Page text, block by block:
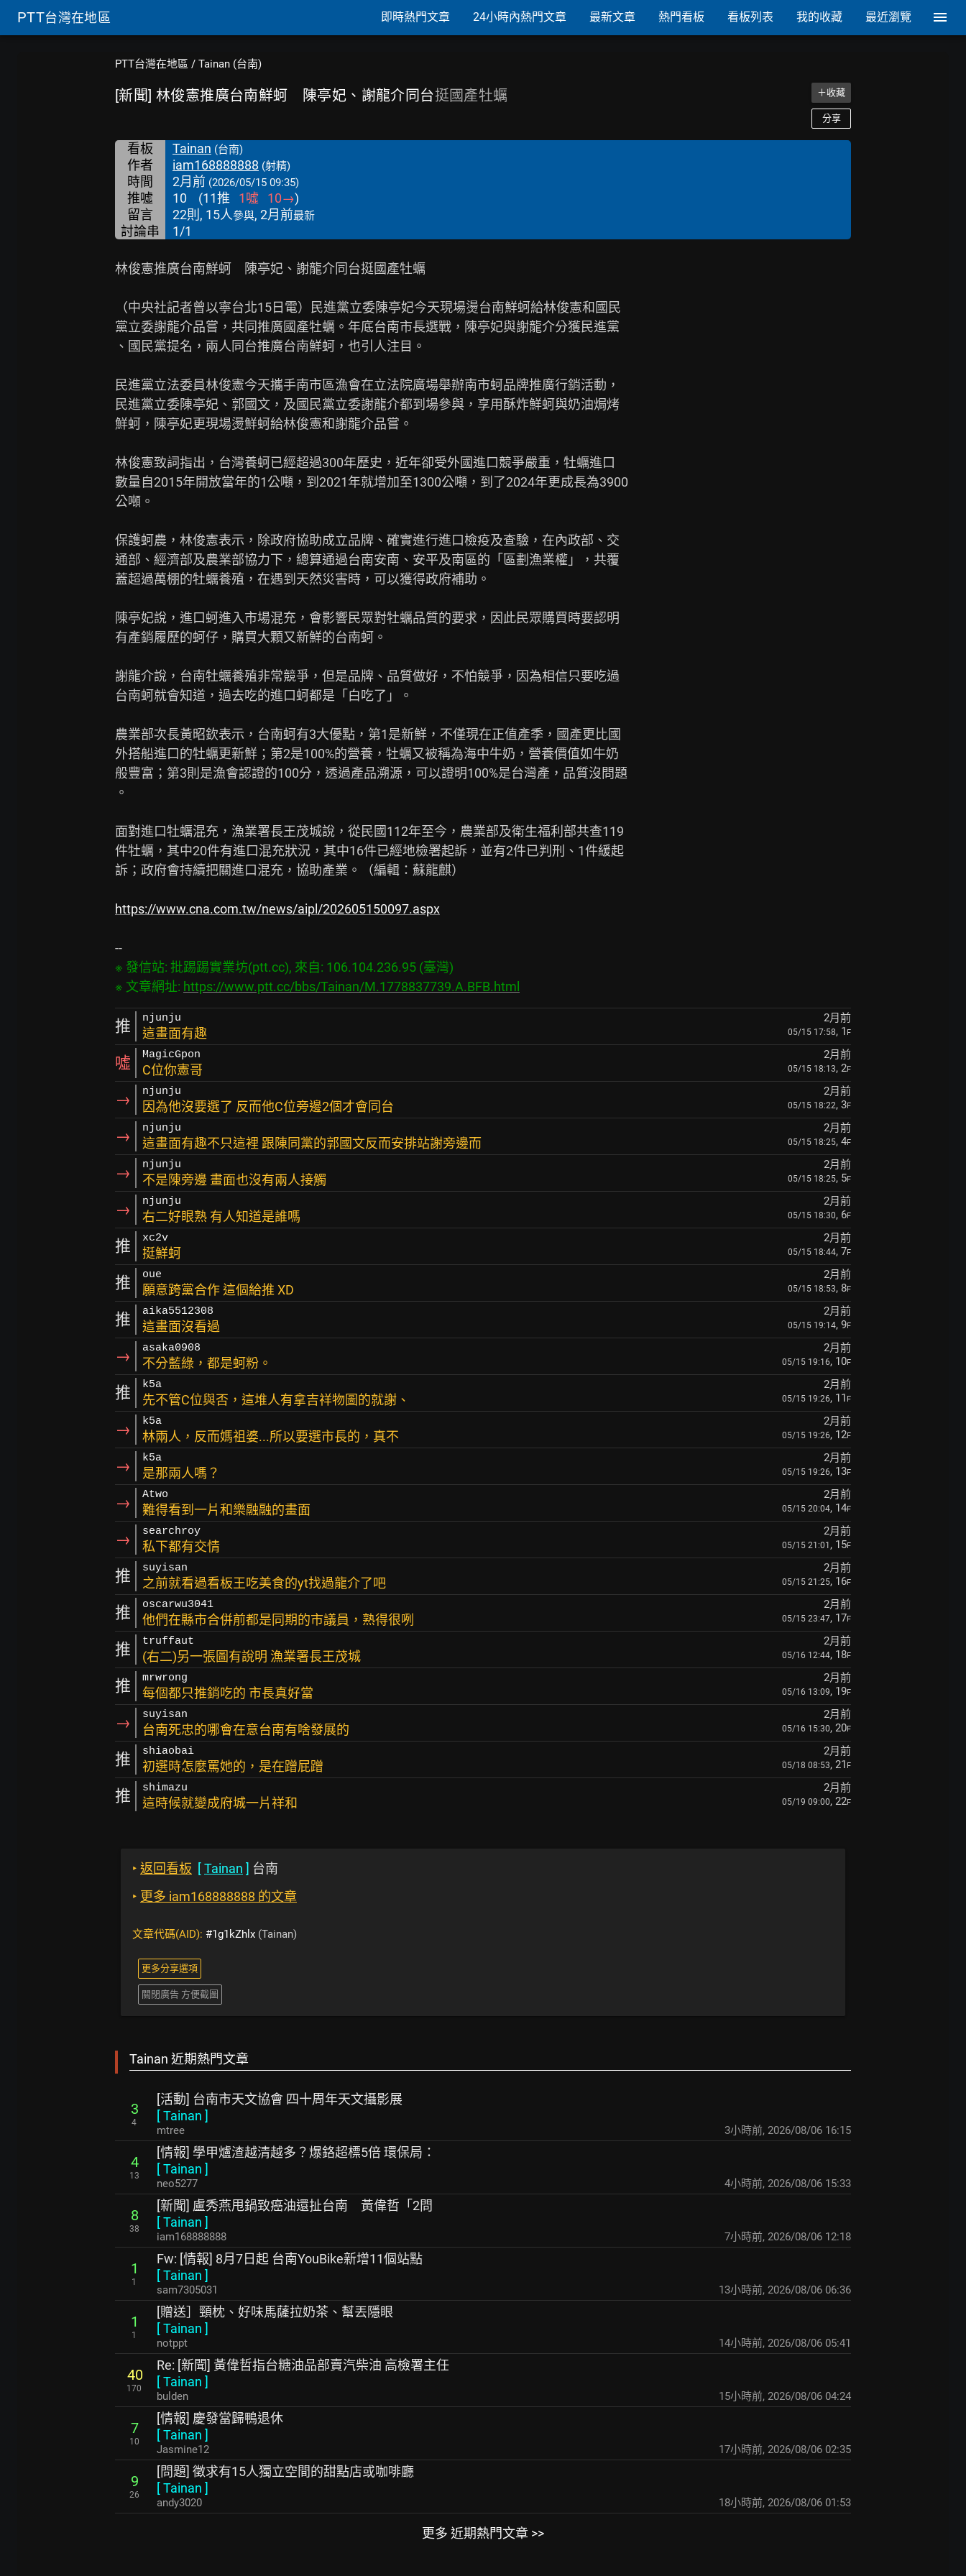
PTT台灣在地區 即時熱門文章 24小時內熱門文章 最新文章 熱門看板 看板列表 我的收藏 最近瀏覽
PTT台灣在地區 / Tainan (台南)
[新聞] 林俊憲推廣台南鮮蚵 陳亭妃、謝龍介同台挺國產牡蠣 ＋收藏
分享
看板 Tainan (台南)
作者 iam168888888 (射精)
時間 2月前 (2026/05/15 09:35)
推噓 10 (11推 1噓 10→)
留言
22則, 15人參與, 2月前最新
討論串 1/1
林俊憲推廣台南鮮蚵　陳亭妃、謝龍介同台挺國產牡蠣
（中央社記者曾以寧台北15日電）民進黨立委陳亭妃今天現場燙台南鮮蚵給林俊憲和國民
黨立委謝龍介品嘗，共同推廣國產牡蠣。年底台南市長選戰，陳亭妃與謝龍介分獲民進黨
、國民黨提名，兩人同台推廣台南鮮蚵，也引人注目。
民進黨立法委員林俊憲今天攜手南市區漁會在立法院廣場舉辦南市蚵品牌推廣行銷活動，
民進黨立委陳亭妃、郭國文，及國民黨立委謝龍介都到場參與，享用酥炸鮮蚵與奶油焗烤
鮮蚵，陳亭妃更現場燙鮮蚵給林俊憲和謝龍介品嘗。
林俊憲致詞指出，台灣養蚵已經超過300年歷史，近年卻受外國進口競爭嚴重，牡蠣進口
數量自2015年開放當年的1公噸，到2021年就增加至1300公噸，到了2024年更成長為3900
公噸。
保護蚵農，林俊憲表示，除政府協助成立品牌、確實進行進口檢疫及查驗，在內政部、交
通部、經濟部及農業部協力下，總算通過台南安南、安平及南區的「區劃漁業權」，共覆
蓋超過萬棚的牡蠣養殖，在遇到天然災害時，可以獲得政府補助。
陳亭妃說，進口蚵進入市場混充，會影響民眾對牡蠣品質的要求，因此民眾購買時要認明
有產銷履歷的蚵仔，購買大顆又新鮮的台南蚵。
謝龍介說，台南牡蠣養殖非常競爭，但是品牌、品質做好，不怕競爭，因為相信只要吃過
台南蚵就會知道，過去吃的進口蚵都是「白吃了」。
農業部次長黃昭欽表示，台南蚵有3大優點，第1是新鮮，不僅現在正值產季，國產更比國
外搭船進口的牡蠣更新鮮；第2是100%的營養，牡蠣又被稱為海中牛奶，營養價值如牛奶
般豐富；第3則是漁會認證的100分，透過產品溯源，可以證明100%是台灣產，品質沒問題
。
面對進口牡蠣混充，漁業署長王茂城說，從民國112年至今，農業部及衛生福利部共查119
件牡蠣，其中20件有進口混充狀況，其中16件已經地檢署起訴，並有2件已判刑、1件緩起
訴；政府會持續把關進口混充，協助產業。（編輯：蘇龍麒）
https://www.cna.com.tw/news/aipl/202605150097.aspx
※ 發信站: 批踢踢實業坊(ptt.cc), 來自: 106.104.236.95 (臺灣)
※ 文章網址: https://www.ptt.cc/bbs/Tainan/M.1778837739.A.BFB.html
推 njunju 2月前
這畫面有趣 05/15 17:58, 1 F
噓 MagicGpon 2月前
C位你憲哥 05/15 18:13, 2F
→ njunju 2月前
因為他沒要選了 反而他C位旁邊2個才會同台 05/15 18:22, 3F
→ njunju 2月前
這畫面有趣不只這裡 跟陳同黨的郭國文反而安排站謝旁邊而 05/15 18:25, 4F
→ njunju 2月前
不是陳旁邊 畫面也沒有兩人接觸 05/15 18:25, 5F
→ njunju 2月前
右二好眼熟 有人知道是誰嗎 05/15 18:30, 6F
推 xc2v 2月前
挺鮮蚵 05/15 18:44, 7F
推 oue 2月前
願意跨黨合作 這個給推 XD 05/15 18:53, 8F
推 aika5512308 2月前
這畫面沒看過 05/15 19:14, 9F
→ asaka0908 2月前
不分藍綠，都是蚵粉。 05/15 19:16, 10F
推 k5a 2月前
先不管C位與否，這堆人有拿吉祥物圖的就謝、 05/15 19:26, 11 F
→ k5a 2月前
林兩人，反而媽祖婆...所以要選市長的，真不 05/15 19:26, 12F
→ k5a 2月前
是那兩人嗎？ 05/15 19:26, 13F
→ Atwo 2月前
難得看到一片和樂融融的畫面 05/15 20:04, 14F
→ searchroy 2月前
私下都有交情 05/15 21:01 , 15F
推 suyisan 2月前
之前就看過看板王吃美食的yt找過龍介了吧 05/15 21:25, 16F
推 oscarwu3041 2月前
他們在縣市合併前都是同期的市議員，熟得很咧 05/15 23:47, 17F
推 truffaut 2月前
(右二)另一張圖有說明 漁業署長王茂城 05/16 12:44, 18F
推 mrwrong 2月前
每個都只推銷吃的 市長真好當 05/16 13:09, 19F
→ suyisan 2月前
台南死忠的哪會在意台南有啥發展的 05/16 15:30, 20F
推 shiaobai 2月前
初選時怎麼罵她的，是在蹭屁蹭 05/18 08:53, 21 F
推 shimazu 2月前
這時候就變成府城一片祥和 05/19 09:00, 22F
‣ 返回看板 [Tainan ] 台南
‣ 更多 iam168888888 的文章
文章代碼(AID): #1g1kZhlx (Tainan)
更多分享選項
關閉廣告 方便截圖
Tainan 近期熱門文章
3
4
[活動] 台南市天文協會 四十周年天文攝影展
[Tainan ]
mtree 3小時前, 2026/08/06 16:15
4
13
[情報] 學甲爐渣越清越多？爆鉻超標5倍 環保局：
[Tainan ]
neo5277 4小時前, 2026/08/06 15:33
8
38
[新聞] 盧秀燕甩鍋致癌油還扯台南 黃偉哲「2問
[Tainan ]
iam168888888 7小時前, 2026/08/06 12:18
1
1
Fw: [情報] 8月7日起 台南YouBike新增11個站點
[Tainan ]
sam7305031 13小時前, 2026/08/06 06:36
1
1
[贈送］頸枕、好味馬薩拉奶茶、幫丟隱眼
[Tainan ]
notppt 14小時前, 2026/08/06 05:41
40
170
Re: [新聞] 黃偉哲指台糖油品部賣汽柴油 高檢署主任
[Tainan ]
bulden 15小時前, 2026/08/06 04:24
7
10
[情報] 慶發當歸鴨退休
[Tainan ]
Jasmine12 17小時前, 2026/08/06 02:35
9
26
[問題] 徵求有15人獨立空間的甜點店或咖啡廳
[Tainan ]
andy3020 18小時前, 2026/08/06 01:53
更多 近期熱門文章 >>